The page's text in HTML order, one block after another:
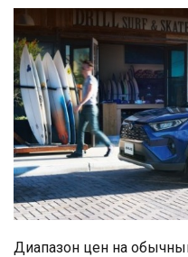
Диапазон цен на